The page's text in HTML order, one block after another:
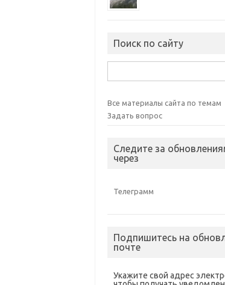
Поиск по сайту
Все материалы сайта по темам
Задать вопрос
Следите за
через
Телеграмм
Подпишитесь на
почте
Укажите свой адрес